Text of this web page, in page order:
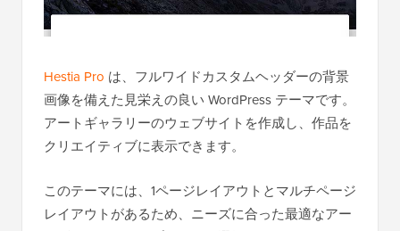
Hestia Pro は、フルワイドカスタムヘッダーの背景
画像を備えた見栄えの良い WordPress テーマです。
アートギャラリーのウェブサイトを作成し、作品を
クリエイティブに表示できます。
このテーマには、1ページレイアウトとマルチページ
レイアウトがあるため、ニーズに合った最適なアー